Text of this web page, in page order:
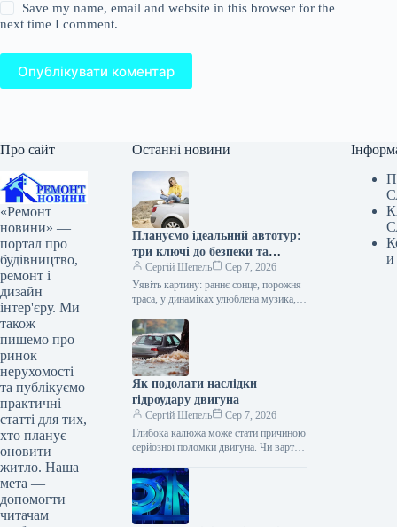
Save my name, email and website in this browser for the
next time I comment.
Опублікувати коментар
Про сайт
«Ремонт
новини» —
портал про
будівництво,
ремонт і
дизайн
інтер'єру. Ми
також
пишемо про
ринок
нерухомості
та публікуємо
практичні
статті для тих,
хто планує
оновити
житло. Наша
мета —
допомогти
читачам
Останні новини
Плануємо ідеальний автотур:
три ключі до безпеки та
комфорту
Сергій Шепель
Сер 7, 2026
Уявіть картину: раннє сонце, порожня
траса, у динаміках улюблена музика, а
заради цього відчуття свободи…
Як подолати наслідки
гідроудару двигуна
Сергій Шепель
Сер 7, 2026
Глибока калюжа може стати причиною
серйозної поломки двигуна. Чи варто
коли синоптики обіцяють зливу?
Головною…
и